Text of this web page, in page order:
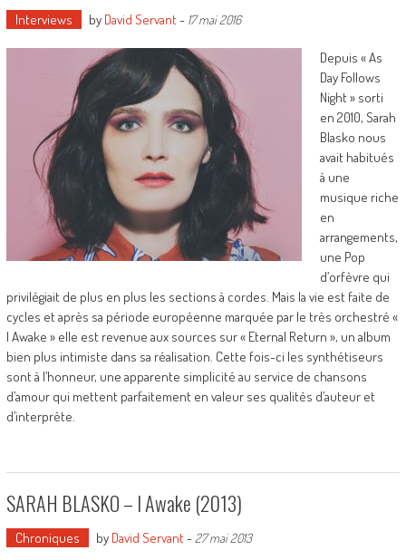
Interviews by David Servant- 17 mai 2016
Depuis « As
Day Follows
Night » sorti
en 2010, Sarah
Blasko nous
avait habitués
à une
musique riche
en
arrangements,
une Pop
d’orfèvre qui
privilégiait de plus en plus les sections à cordes. Mais la vie est faite de
cycles et après sa période européenne marquée par le très orchestré «
I Awake » elle est revenue aux sources sur « Eternal Return », un album
bien plus intimiste dans sa réalisation. Cette fois-ci les synthétiseurs
sont à l’honneur, une apparente simplicité au service de chansons
d’amour qui mettent parfaitement en valeur ses qualités d’auteur et
d’interprète.
SARAH BLASKO – I Awake (2013)
Chroniques by David Servant- 27 mai 2013